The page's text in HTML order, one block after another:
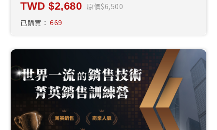
2,680 原價 6,500
已購買： 669